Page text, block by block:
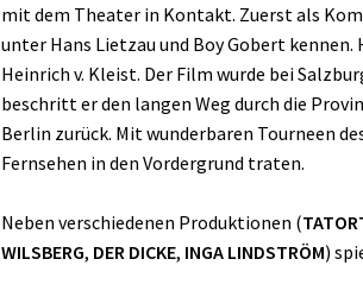
mit dem Theater in Kontakt. Zuerst als
unter Hans Lietzau und Boy Gobert
Heinrich v. Kleist. Der Film wurde bei
beschritt er den langen Weg durch die
Berlin zurück. Mit wunderbaren Tourneen
Fernsehen in den Vordergrund traten.
Neben verschiedenen Produktionen (
WILSBERG, DER DICKE, INGA LINDSTRÖM)